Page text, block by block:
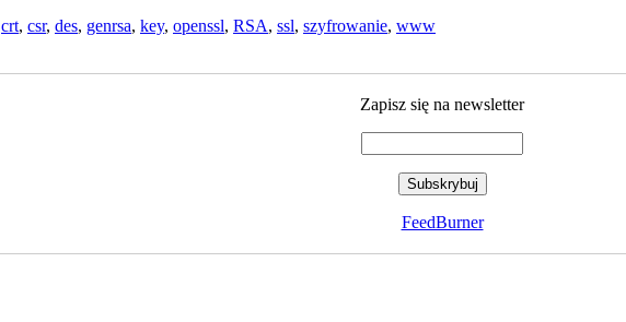
crt, csr, des, genrsa, key, openssl, RSA, ssl, szyfrowanie, www
Zapisz się na newsletter
FeedBurner